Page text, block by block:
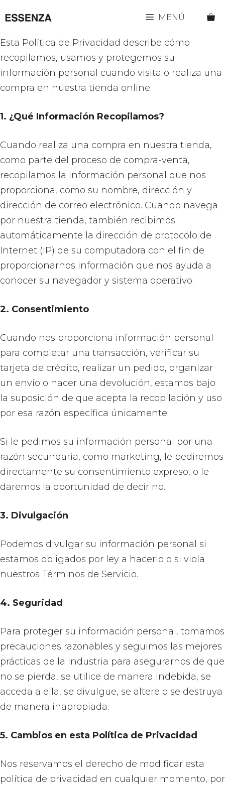
al
contenido
MENÚ
Esta Política de Privacidad describe cómo
recopilamos, usamos y protegemos su
información personal cuando visita o realiza una
compra en nuestra tienda online.
1. ¿Qué Información Recopilamos?
Cuando realiza una compra en nuestra tienda,
como parte del proceso de compra-venta,
recopilamos la información personal que nos
proporciona, como su nombre, dirección y
dirección de correo electrónico. Cuando navega
por nuestra tienda, también recibimos
automáticamente la dirección de protocolo de
Internet (IP) de su computadora con el fin de
proporcionarnos información que nos ayuda a
conocer su navegador y sistema operativo.
2. Consentimiento
Cuando nos proporciona información personal
para completar una transacción, verificar su
tarjeta de crédito, realizar un pedido, organizar
un envío o hacer una devolución, estamos bajo
la suposición de que acepta la recopilación y uso
por esa razón específica únicamente.
Si le pedimos su información personal por una
razón secundaria, como marketing, le pediremos
directamente su consentimiento expreso, o le
daremos la oportunidad de decir no.
3. Divulgación
Podemos divulgar su información personal si
estamos obligados por ley a hacerlo o si viola
nuestros Términos de Servicio.
4. Seguridad
Para proteger su información personal, tomamos
precauciones razonables y seguimos las mejores
prácticas de la industria para asegurarnos de que
no se pierda, se utilice de manera indebida, se
acceda a ella, se divulgue, se altere o se destruya
de manera inapropiada.
5. Cambios en esta Política de Privacidad
Nos reservamos el derecho de modificar esta
política de privacidad en cualquier momento, por